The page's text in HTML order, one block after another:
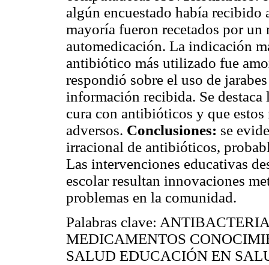
algún encuestado había
mayoría fueron recetados por un
automedicación. La indicación
antibiótico más utilizado fue
respondió sobre el uso de
información recibida. Se
cura con antibióticos y que
adversos. Conclusiones: se
irracional de antibióticos,
Las intervenciones educativas
escolar resultan innovaciones
problemas en la comunidad.
Palabras clave:
MEDICAMENTOS
SALUD EDUCACIÓN EN